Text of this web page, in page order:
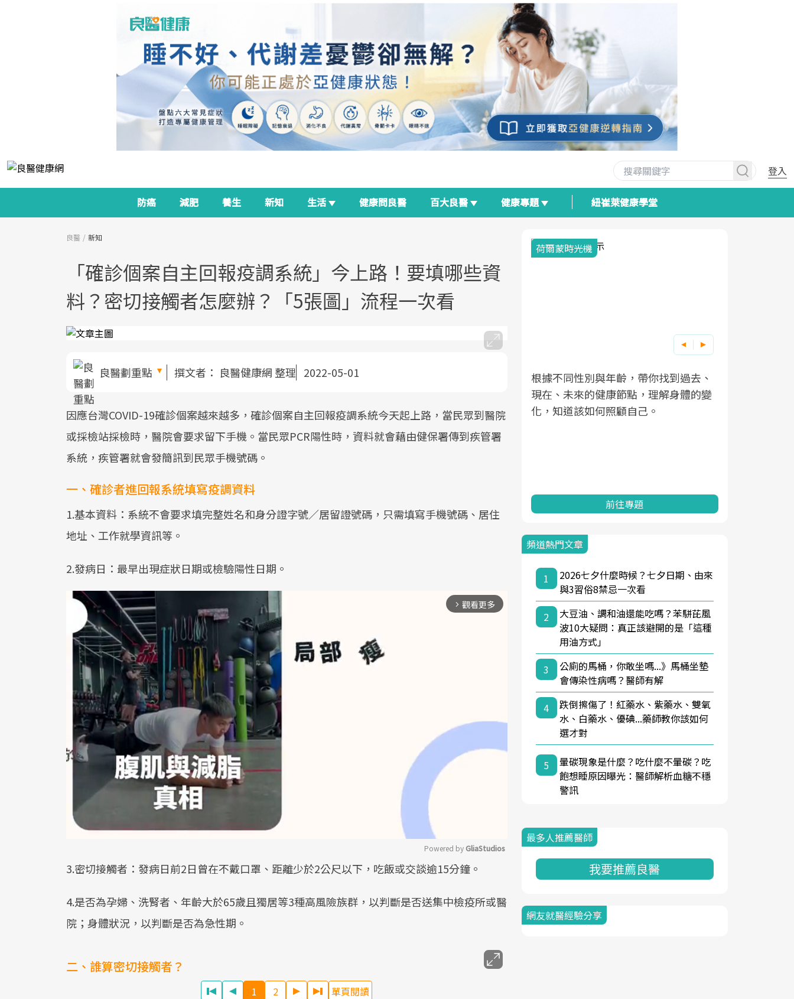
登入
防癌 減肥 養生 新知 生活 健康問良醫 百大良醫 健康專題 紐崔萊健康學堂
良醫 新知
「確診個案自主回報疫調系統」今上路！要填哪些資
料？密切接觸者怎麼辦？「5張圖」流程一次看
良醫劃重點 撰文者： 良醫健康網 整理 2022-05-01
因應台灣COVID-19確診個案越來越多，確診個案自主回報疫調系統今天起上路，當民眾到醫院
或採檢站採檢時，醫院會要求留下手機。當民眾PCR陽性時，資料就會藉由健保署傳到疾管署
系統，疾管署就會發簡訊到民眾手機號碼。
一、確診者進回報系統填寫疫調資料
1.基本資料：系統不會要求填完整姓名和身分證字號／居留證號碼，只需填寫手機號碼、居住
地址、工作就學資訊等。
2.發病日：最早出現症狀日期或檢驗陽性日期。
arrow_forward_ios 觀看更多
Powered by GliaStudios
3.密切接觸者：發病日前2日曾在不戴口罩、距離少於2公尺以下，吃飯或交談逾15分鐘。
4.是否為孕婦、洗腎者、年齡大於65歲且獨居等3種高風險族群，以判斷是否送集中檢疫所或醫
院；身體狀況，以判斷是否為急性期。
二、誰算密切接觸者？
1 2 單頁閱讀
面對超高齡社會的浪潮，台灣正在快速
政策如「健康台灣推動委員會」與「長
關注的核心議題。然而，健檢不只是醫
2025年，就到良醫生活祭體驗「一站式
全面啟動你的健康革命！
良醫健康網從「換季的身體變化」出
建立對亞健康的認知，進而引導實際的
荷爾蒙時光機
根據不同性別與年齡，帶你找到過去、
現在、未來的健康節點，理解身體的變
化，知道該如何照顧自己。
前往專題
頻道熱門文章
1
2026七夕什麼時候？七夕日期、由來
與3習俗8禁忌一次看
2
大豆油、調和油還能吃嗎？苯駢芘風
波10大疑問：真正該避開的是「這種
用油方式」
3
公廁的馬桶，你敢坐嗎...》馬桶坐墊
會傳染性病嗎？醫師有解
4
跌倒擦傷了！紅藥水、紫藥水、雙氧
水、白藥水、優碘...藥師教你該如何
選才對
5
暈碳現象是什麼？吃什麼不暈碳？吃
飽想睡原因曝光：醫師解析血糖不穩
警訊
最多人推薦醫師
我要推薦良醫
網友就醫經驗分享